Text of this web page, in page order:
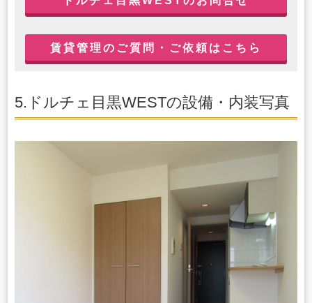
賃貸管理のご質問・ご依頼はこちら
5.ドルチェ目黒WESTの設備・内装写真